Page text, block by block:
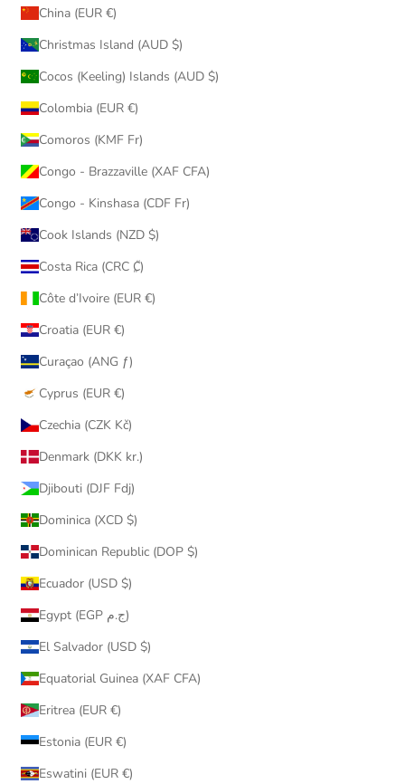
China (EUR €)
Christmas Island (AUD $)
Cocos (Keeling) Islands (AUD $)
Colombia (EUR €)
Comoros (KMF Fr)
Congo - Brazzaville (XAF CFA)
Congo - Kinshasa (CDF Fr)
Cook Islands (NZD $)
Costa Rica (CRC ₡)
Côte d’Ivoire (EUR €)
Croatia (EUR €)
Curaçao (ANG ƒ)
Cyprus (EUR €)
Czechia (CZK Kč)
Denmark (DKK kr.)
Djibouti (DJF Fdj)
Dominica (XCD $)
Dominican Republic (DOP $)
Ecuador (USD $)
Egypt (EGP ج.م)
El Salvador (USD $)
Equatorial Guinea (XAF CFA)
Eritrea (EUR €)
Estonia (EUR €)
Eswatini (EUR €)